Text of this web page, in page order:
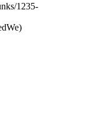
1235-